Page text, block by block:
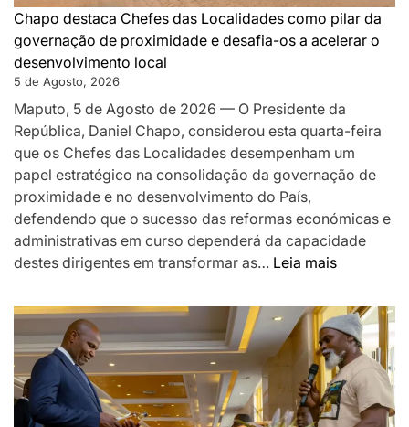
SILENCIOU
AS
ARMAS
EM
MOÇAMBIQUE
Chapo destaca Chefes das Localidades como pilar da
governação de proximidade e desafia-os a acelerar o
desenvolvimento local
5 de Agosto, 2026
Maputo, 5 de Agosto de 2026 — O Presidente da
República, Daniel Chapo, considerou esta quarta-feira
que os Chefes das Localidades desempenham um
papel estratégico na consolidação da governação de
proximidade e no desenvolvimento do País,
defendendo que o sucesso das reformas económicas e
administrativas em curso dependerá da capacidade
destes dirigentes em transformar as… Leia mais:
destaca
Chefes
das
como
pilar